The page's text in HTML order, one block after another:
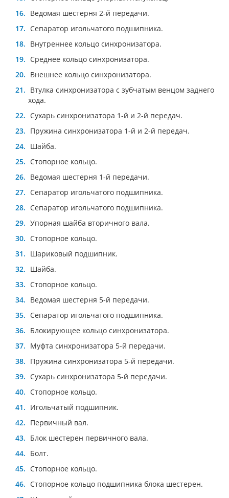
Ведомая шестерня 2-й передачи.
Сепаратор игольчатого подшипника.
Внутреннее кольцо синхронизатора.
Среднее кольцо синхронизатора.
Внешнее кольцо синхронизатора.
Втулка синхронизатора с зубчатым венцом заднего
хода.
Сухарь синхронизатора 1-й и 2-й передач.
Пружина синхронизатора 1-й и 2-й передач.
Шайба.
Стопорное кольцо.
Ведомая шестерня 1-й передачи.
Сепаратор игольчатого подшипника.
Сепаратор игольчатого подшипника.
Упорная шайба вторичного вала.
Стопорное кольцо.
Шариковый подшипник.
Шайба.
Стопорное кольцо.
Ведомая шестерня 5-й передачи.
Сепаратор игольчатого подшипника.
Блокирующее кольцо синхронизатора.
Муфта синхронизатора 5-й передачи.
Пружина синхронизатора 5-й передачи.
Сухарь синхронизатора 5-й передачи.
Стопорное кольцо.
Игольчатый подшипник.
Первичный вал.
Блок шестерен первичного вала.
Болт.
Стопорное кольцо.
Стопорное кольцо подшипника блока шестерен.